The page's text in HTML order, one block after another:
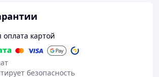
70 98 или в мессенджерах
оплата картой
безопасность